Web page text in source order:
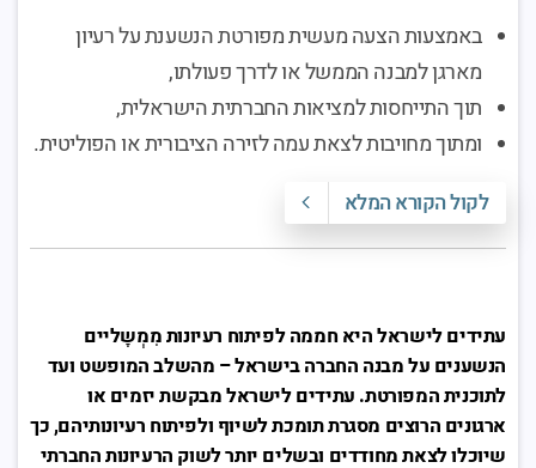
באמצעות הצעה מעשית מפורטת הנשענת על רעיון
מארגן למבנה הממשל או לדרך פעולתו,
תוך התייחסות למציאות החברתית הישראלית,
ומתוך מחויבות לצאת עמה לזירה הציבורית או הפוליטית.
לקול הקורא המלא
עתידים לישראל היא חממה לפיתוח רעיונות מִמְשָליים
הנשענים על מבנה החברה בישראל – מהשלב המופשט ועד
לתוכנית המפורטת. עתידים לישראל מבקשת יזמים או
ארגונים הרוצים מסגרת תומכת לשיוף ולפיתוח רעיונותיהם, כך
שיוכלו לצאת מחודדים ובשלים יותר לשוק הרעיונות החברתי